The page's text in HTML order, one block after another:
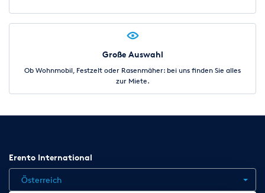
Große Auswahl
Ob Wohnmobil, Festzelt oder Rasenmäher: bei uns finden Sie alles
zur Miete.
Erento International
Österreich